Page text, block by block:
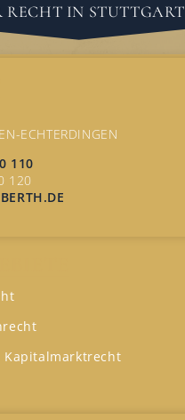
RECHT IN STUTTGART
ECHTERDINGEN
110
120
Kapitalmarktrecht